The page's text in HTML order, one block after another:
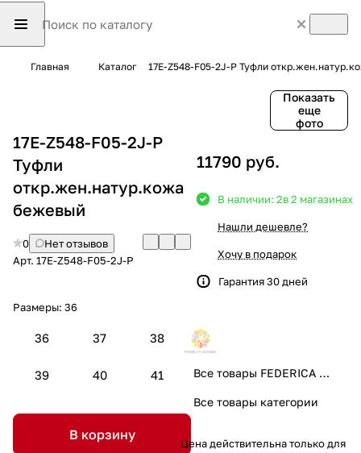
Главная Каталог 17E-Z548-F05-2J-P Туфли
Показать
еще
фото
17E-Z548-F05-2J-P
Туфли
откр.жен.натур.кожа
бежевый
0
Нет отзывов
Арт. 17E-Z548-F05-2J-P
Размеры: 36
36 37 38
39 40 41
В корзину
11790 руб.
В наличии: 2в 2 магазинах
Нашли дешевле?
Хочу в подарок
Гарантия 30 дней
Все товары FEDERICA RODARI
Все товары категории
Цена действительна только для